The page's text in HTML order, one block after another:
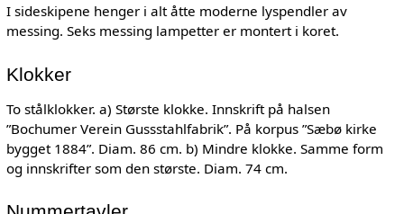
I sideskipene henger i alt åtte moderne lyspendler av
messing. Seks messing lampetter er montert i koret.
Klokker
To stålklokker. a) Største klokke. Innskrift på halsen
”Bochumer Verein Gussstahlfabrik”. På korpus ”Sæbø kirke
bygget 1884”. Diam. 86 cm. b) Mindre klokke. Samme form
og innskrifter som den største. Diam. 74 cm.